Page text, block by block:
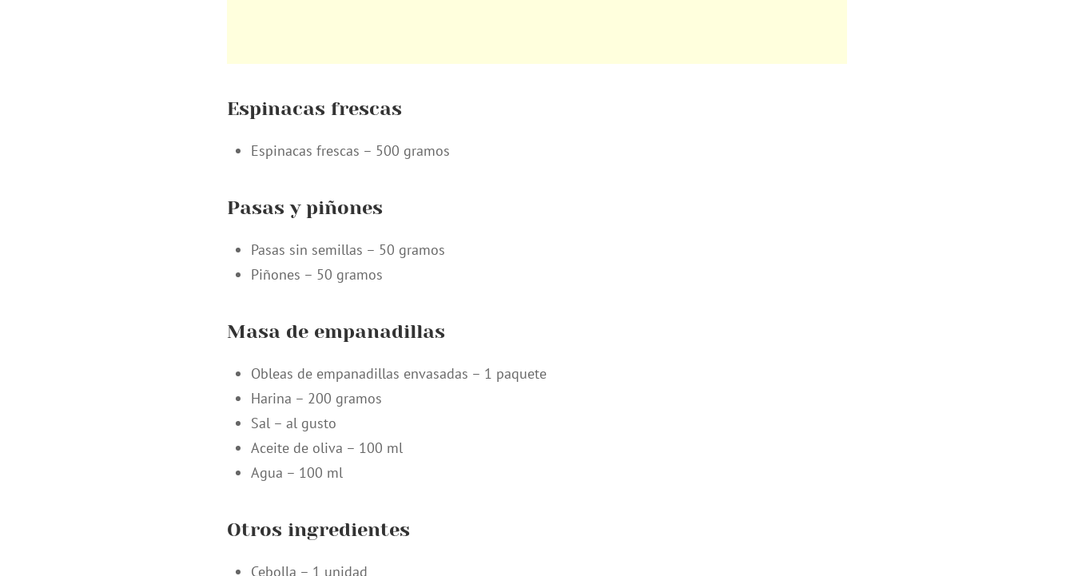
Espinacas frescas
Espinacas frescas – 500 gramos
Pasas y piñones
Pasas sin semillas – 50 gramos
Piñones – 50 gramos
Masa de empanadillas
Obleas de empanadillas envasadas – 1 paquete
Harina – 200 gramos
Sal – al gusto
Aceite de oliva – 100 ml
Agua – 100 ml
Otros ingredientes
Cebolla – 1 unidad